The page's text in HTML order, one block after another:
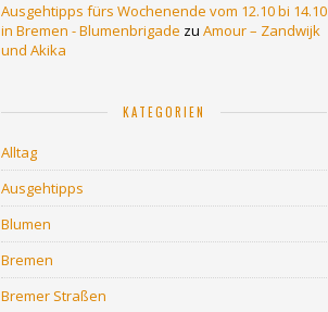
Ausgehtipps fürs Wochenende vom 12.10 bi 14.10
in Bremen - Blumenbrigade zu Amour – Zandwijk
und Akika
KATEGORIEN
Alltag
Ausgehtipps
Blumen
Bremen
Bremer Straßen